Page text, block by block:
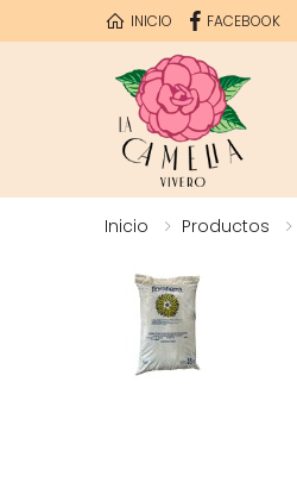
INICIO FACEBOOK
Inicio Productos